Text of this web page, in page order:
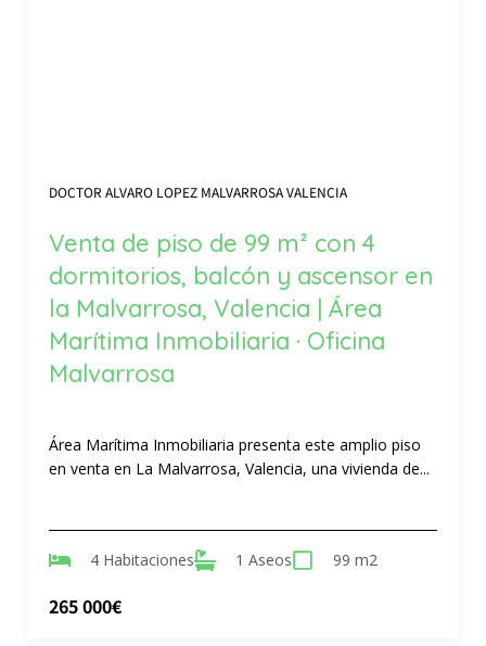
DOCTOR ALVARO LOPEZ MALVARROSA VALENCIA
Venta de piso de 99 m² con 4
dormitorios, balcón y ascensor en
la Malvarrosa, Valencia | Área
Marítima Inmobiliaria · Oficina
Malvarrosa
Área Marítima Inmobiliaria presenta este amplio piso
en venta en La Malvarrosa, Valencia, una vivienda de...
4 Habitaciones 1 Aseos 99 m2
265 000€